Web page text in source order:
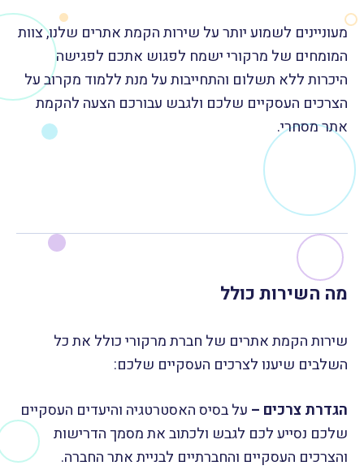
מעוניינים לשמוע יותר על שירות הקמת אתרים שלנו, צוות
המומחים של מרקורי ישמח לפגוש אתכם לפגישה
היכרות ללא תשלום והתחייבות על מנת ללמוד מקרוב על
הצרכים העסקיים שלכם ולגבש עבורכם הצעה להקמת
אתר מסחרי.
מה השירות כולל
שירות הקמת אתרים של חברת מרקורי כולל את כל
השלבים שיענו לצרכים העסקיים שלכם:
הגדרת צרכים – על בסיס האסטרטגיה והיעדים העסקיים
שלכם נסייע לכם לגבש ולכתוב את מסמך הדרישות
והצרכים העסקיים והחברתיים לבניית אתר החברה.